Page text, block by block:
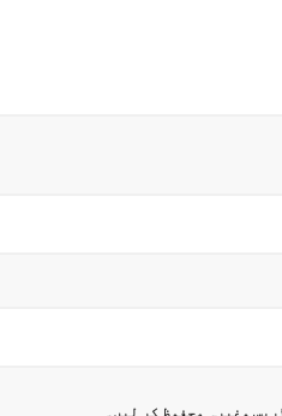
وغیرہ محفوظ کر لیں۔